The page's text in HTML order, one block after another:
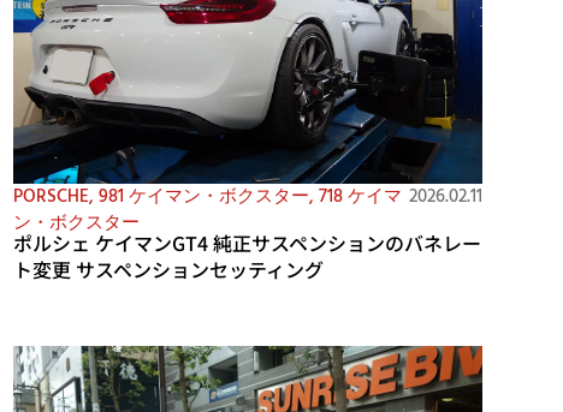
PORSCHE, 981 ケイマン・ボクスター, 718 ケイマ
ン・ボクスター
2026.02.11
ポルシェ ケイマンGT4 純正サスペンションのバネレー
ト変更 サスペンションセッティング